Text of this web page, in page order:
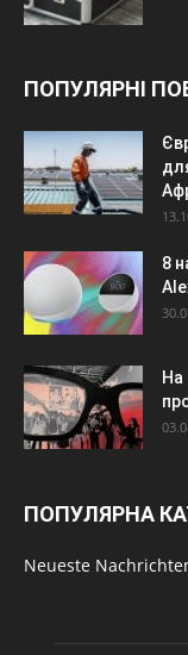
ПОПУЛЯРНІ
8
На
ПОПУЛЯРНА
Neueste